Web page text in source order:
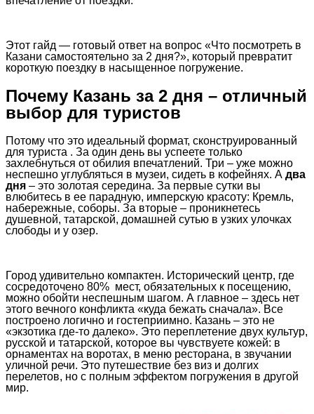
Этот гайд — готовый ответ на вопрос «Что посмотреть в
Казани самостоятельно за 2 дня?», который превратит
короткую поездку в насыщенное погружение.
Почему Казань за 2 дня – отличный
выбор для туристов
Потому что это идеальный формат, сконструированный
для туриста . За один день вы успеете только
захлебнуться от обилия впечатлений. Три – уже можно
неспешно углубляться в музеи, сидеть в кофейнях. А два
дня – это золотая середина. За первые сутки вы
влюбитесь в ее парадную, имперскую красоту: Кремль,
набережные, соборы. За вторые – проникнетесь
душевной, татарской, домашней сутью в узких улочках
слободы и у озер.
Город удивительно компактен. Исторический центр, где
сосредоточено 80% мест, обязательных к посещению,
можно обойти неспешным шагом. А главное – здесь нет
этого вечного конфликта «куда бежать сначала». Все
построено логично и гостеприимно. Казань – это не
«экзотика где-то далеко». Это переплетение двух культур,
русской и татарской, которое вы чувствуете кожей: в
орнаментах на воротах, в меню ресторана, в звучании
уличной речи. Это путешествие без виз и долгих
перелетов, но с полным эффектом погружения в другой
мир.